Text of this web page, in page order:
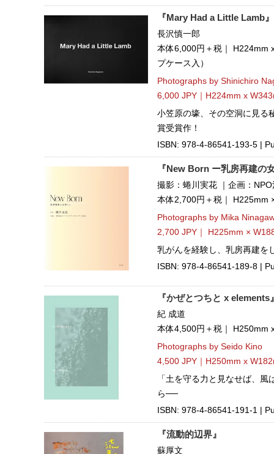
『Mary Had a Little Lamb』
長沢慎一郎
本体6,000円＋税｜ H224mm
プケース入）
Photographs by Shinichiro
6,000 JPY｜H224mm x
小笠原の壕、その空洞に見る
賞受賞作！
ISBN: 978-4-86541-193-5 |
『New Born ー乳房再建の
撮影：蜷川実花 ｜企画：
本体2,700円＋税｜ H225mm
Photographs by Mika
2,700 JPY｜ H225mm ×
乳がんを経験し、乳房再建を
ISBN: 978-4-86541-189-8 |
『かぜとつちと x elements
紀 成道
本体4,500円＋税｜ H250mm
Photographs by Seido Kino
4,500 JPY｜H250mm x
「土を守る力と見なせば、
ら──
ISBN: 978-4-86541-191-1 |
『流動的辺界』
蘇厚文